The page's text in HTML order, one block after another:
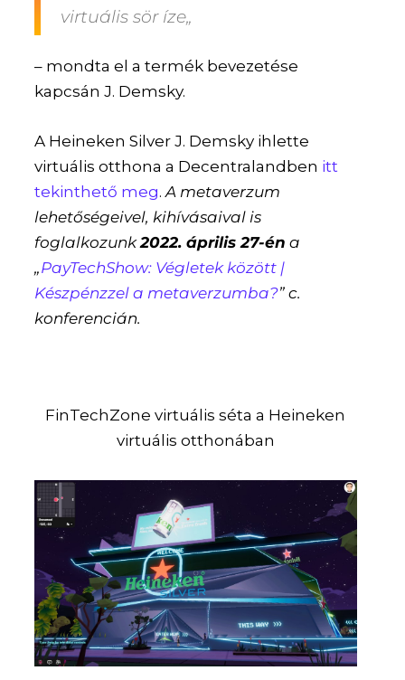
virtuális sör íze„
– mondta el a termék bevezetése
kapcsán J. Demsky.
A Heineken Silver J. Demsky ihlette
virtuális otthona a Decentralandben itt
tekinthető meg.A metaverzum
lehetőségeivel, kihívásaival is
foglalkozunk2022. április 27-én a
„PayTechShow: Végletek között |
Készpénzzel a metaverzumba?” c.
konferencián.
FinTechZone virtuális séta a Heineken
virtuális otthonában